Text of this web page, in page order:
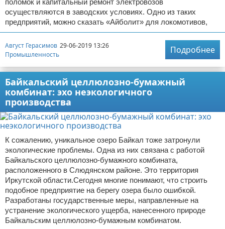
поломок и капитальный ремонт электровозов
осуществляются в заводских условиях. Одно из таких
предприятий, можно сказать «Айболит» для локомотивов,
Август Герасимов 29-06-2019 13:26
Промышленность
Подробнее
Байкальский целлюлозно-бумажный
комбинат: эхо неэкологичного
производства
К сожалению, уникальное озеро Байкал тоже затронули
экологические проблемы. Одна из них связана с работой
Байкальского целлюлозно-бумажного комбината,
расположенного в Слюдянском районе. Это территория
Иркутской области.Сегодня многие понимают, что строить
подобное предприятие на берегу озера было ошибкой.
Разработаны государственные меры, направленные на
устранение экологического ущерба, нанесенного природе
Байкальским целлюлозно-бумажным комбинатом.